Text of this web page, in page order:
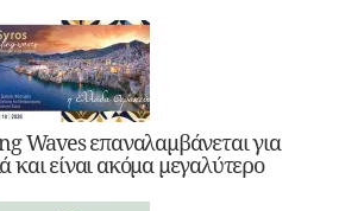
Waves επαναλαμβάνεται για
και είναι ακόμα μεγαλύτερο